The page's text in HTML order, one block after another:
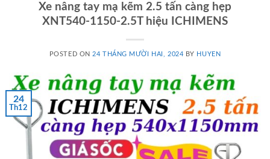
Xe nâng tay mạ kẽm 2.5 tấn càng hẹp
XNT540-1150-2.5T hiệu ICHIMENS
POSTED ON 24 THÁNG MƯỜI HAI, 2024 BY HUYEN
24
Th12